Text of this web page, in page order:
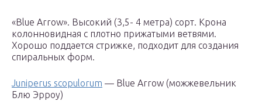
«Blue Arrow». Высокий (3,5- 4 метра) сорт. Крона
колонновидная с плотно прижатыми ветвями.
Хорошо поддается стрижке, подходит для создания
спиральных форм.
Juniperus scopulorum — Blue Arrow (можжевельник
Блю Эрроу)